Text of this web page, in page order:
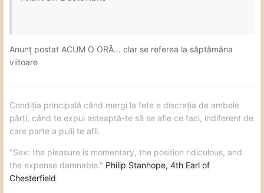
Anunț postat ACUM O ORĂ... clar se referea la săptămâna
viitoare
Condiția principală când mergi la fete e discreția de ambele
părți, când te expui așteaptă-te să se afle ce faci, indiferent de
care parte a pulii te afli.
"Sex: the pleasure is momentary, the position ridiculous, and
the expense damnable." Philip Stanhope, 4th Earl of
Chesterfield